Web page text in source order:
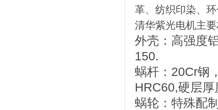
革、纺织印染、
清华紫光电机主
外壳：高强度
150.
蜗杆：20Cr钢
HRC60,硬层
蜗轮：特殊配